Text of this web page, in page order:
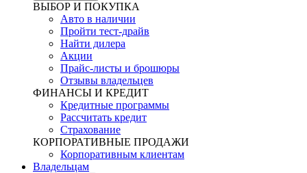
ВЫБОР И ПОКУПКА
Авто в наличии
Пройти тест-драйв
Найти дилера
Акции
Прайс-листы и брошюры
Отзывы владельцев
ФИНАНСЫ И КРЕДИТ
Кредитные программы
Рассчитать кредит
Страхование
КОРПОРАТИВНЫЕ ПРОДАЖИ
Корпоративным клиентам
Владельцам